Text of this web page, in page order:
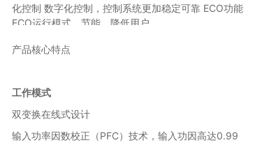
化控制 数字化控制，控制系统更加稳定可靠 ECO功能
ECO运行模式，节能，降低用户
产品核心特点
工作模式
双变换在线式设计
输入功率因数校正（PFC）技术，输入功因高达0.99